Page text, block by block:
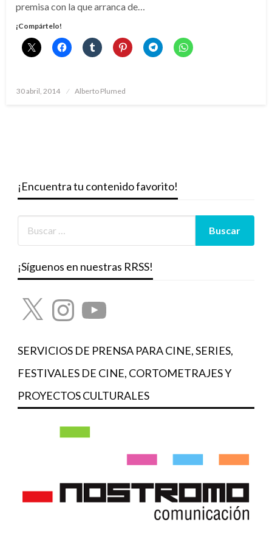
premisa con la que arranca de…
¡Compártelo!
Publicado
30 abril, 2014 Alberto Plumed
¡Encuentra tu contenido favorito!
¡Síguenos en nuestras RRSS!
X InstagramYouTube
SERVICIOS DE PRENSA PARA CINE, SERIES,
FESTIVALES DE CINE, CORTOMETRAJES Y
PROYECTOS CULTURALES